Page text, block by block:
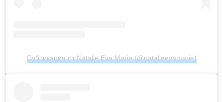
Публикация от Natalie Eva Marie (@natalieevamarie)